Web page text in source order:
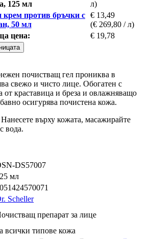
125 мл
л)
крем против бръчки с
50 мл
€ 13,49
(€ 269,80 / л)
цена:
€ 19,78
почистващ гел прониква в
свежо и чисто лице. Обогатен с
от краставица и бреза и овлажняващо
осигурява почистена кожа.
Нанесете върху кожата, масажирайте
вода.
DS57007
мл
Scheller
препарат за лице
всички типове кожа